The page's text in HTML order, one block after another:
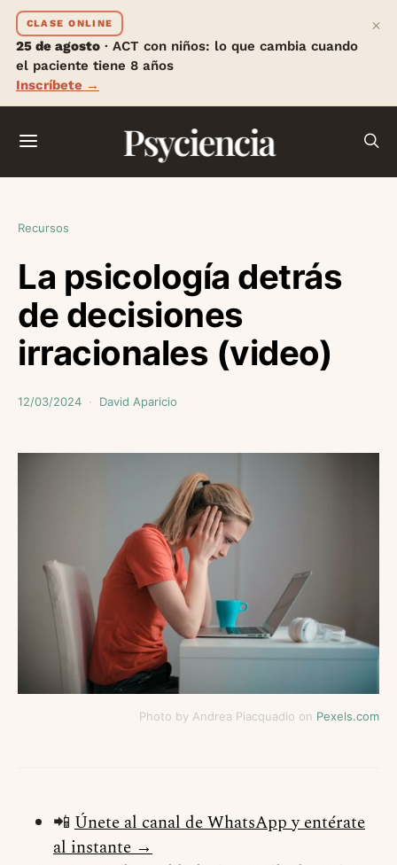
CLASE ONLINE
25 de agosto · ACT con niños: lo que cambia cuando
el paciente tiene 8 años
Inscríbete →
×
Psyciencia
Recursos
La psicología detrás
de decisiones
irracionales (video)
12/03/2024 David Aparicio
Photo by Andrea Piacquadio on Pexels.com
📲 Únete al canal de WhatsApp y entérate
al instante →